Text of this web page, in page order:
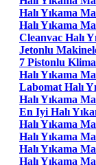
Halı Yıkama
Halı Yıkama
Cleanvac Halı
Jetonlu
7 Pistonlu
Halı Yıkama
Labomat Halı
Halı Yıkama
En Iyi Halı
Halı Yıkama
Halı Yıkama
Halı Yıkama
Halı Yıkama